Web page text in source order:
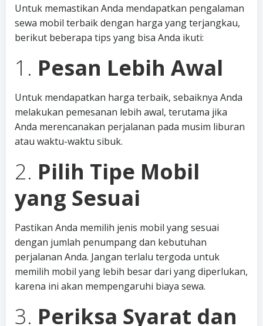
Untuk memastikan Anda mendapatkan pengalaman
sewa mobil terbaik dengan harga yang terjangkau,
berikut beberapa tips yang bisa Anda ikuti:
1. Pesan Lebih Awal
Untuk mendapatkan harga terbaik, sebaiknya Anda
melakukan pemesanan lebih awal, terutama jika
Anda merencanakan perjalanan pada musim liburan
atau waktu-waktu sibuk.
2. Pilih Tipe Mobil
yang Sesuai
Pastikan Anda memilih jenis mobil yang sesuai
dengan jumlah penumpang dan kebutuhan
perjalanan Anda. Jangan terlalu tergoda untuk
memilih mobil yang lebih besar dari yang diperlukan,
karena ini akan mempengaruhi biaya sewa.
3. Periksa Syarat dan